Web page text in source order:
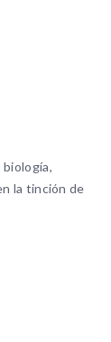
la tinción de